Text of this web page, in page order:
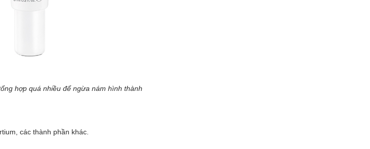
hợp quá nhiều để ngừa nám hình thành
các thành phần khác.